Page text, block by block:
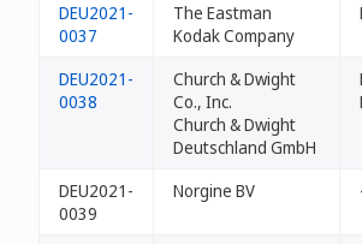
DEU2021-
0037
The Eastman
Kodak Company
DEU2021-
0038
Church & Dwight
Co., Inc.
Church & Dwight
Deutschland GmbH
DEU2021-
0039
Norgine BV